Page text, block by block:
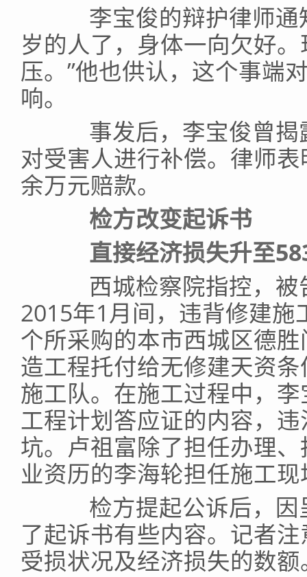
李宝俊的辩护律师通
岁的人了，身体一向欠好
压。”他也供认，这个事端
响。
事发后，李宝俊曾揭
对受害人进行补偿。律师
余万元赔款。
检方改变起诉书
直接经济损失升至
西城检察院指控，被
2015年1月间，违背修建
个所采购的本市西城区德
造工程托付给无修建天资
施工队。在施工过程中，
工程计划答应证的内容，
坑。卢祖富除了担任办理
业资历的李海轮担任施工
检方提起公诉后，因
了起诉书有些内容。记者
受损状况及经济损失的数额